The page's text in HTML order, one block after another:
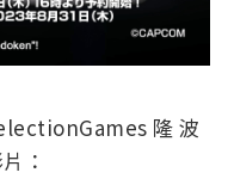
隆 波
：